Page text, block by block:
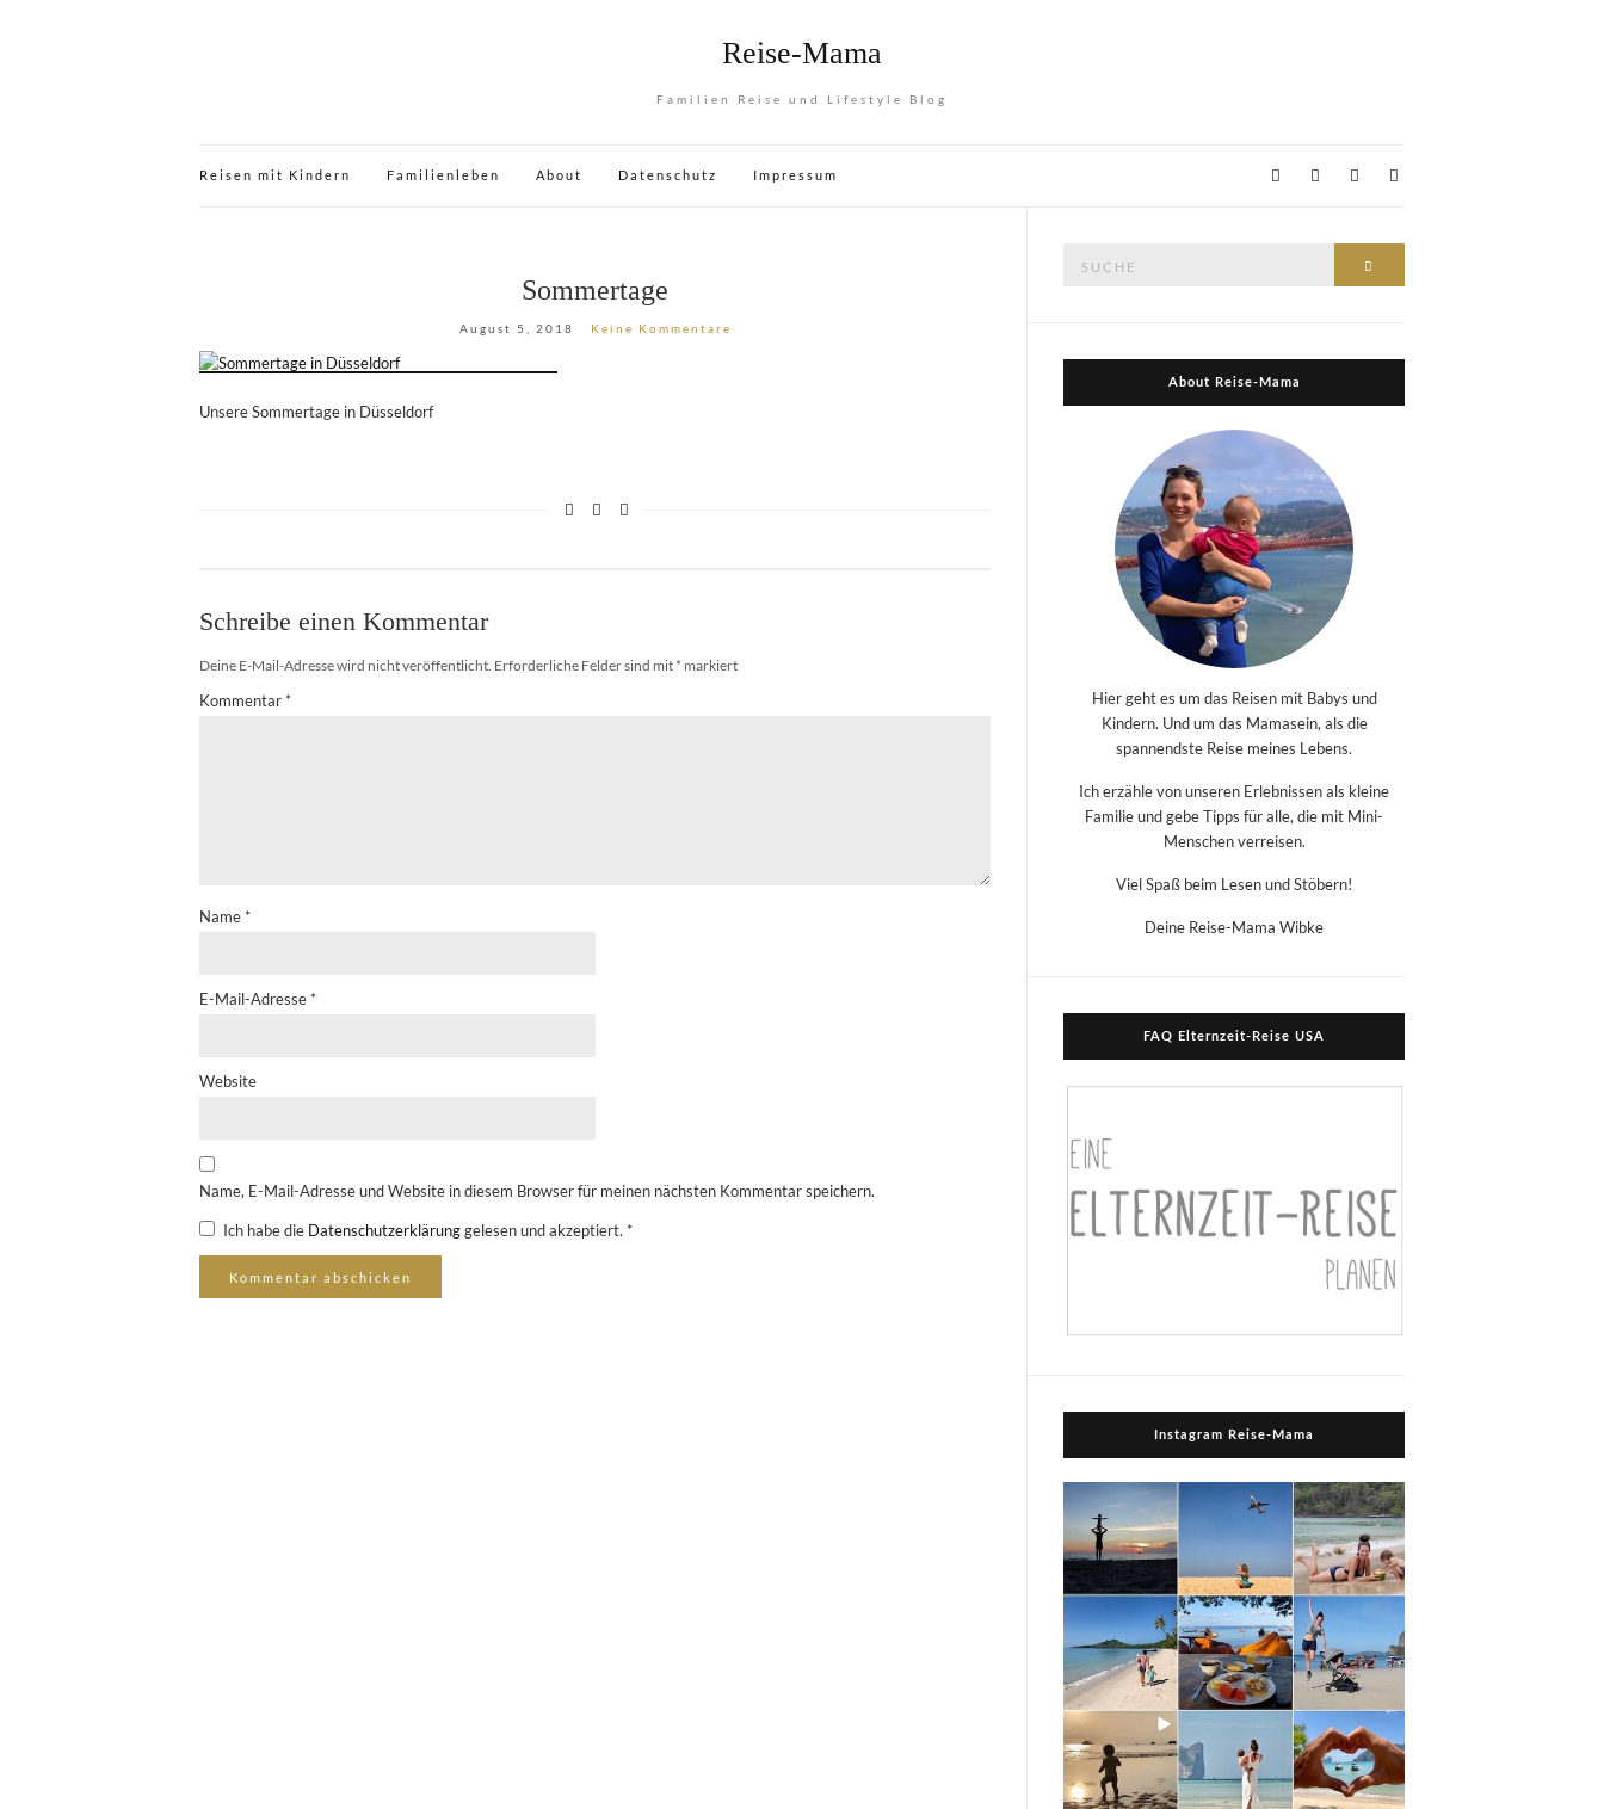
Reise-Mama
Familien Reise und Lifestyle Blog
Reisen mit Kindern Familienleben About Datenschutz Impressum
Sommertage
August 5, 2018 Keine Kommentare
Unsere Sommertage in Düsseldorf
Schreibe einen Kommentar
Deine E-Mail-Adresse wird nicht veröffentlicht. Erforderliche Felder sind mit * markiert
Kommentar *
Name *
E-Mail-Adresse *
Website
Name, E-Mail-Adresse und Website in diesem Browser für meinen nächsten Kommentar speichern.
Ich habe die Datenschutzerklärunggelesen und akzeptiert. *
About Reise-Mama
Hier geht es um das Reisen mit Babys und
Kindern. Und um das Mamasein, als die
spannendste Reise meines Lebens.
Ich erzähle von unseren Erlebnissen als kleine
Familie und gebe Tipps für alle, die mit Mini-
Menschen verreisen.
Viel Spaß beim Lesen und Stöbern!
Deine Reise-Mama Wibke
FAQ Elternzeit-Reise USA
Instagram Reise-Mama